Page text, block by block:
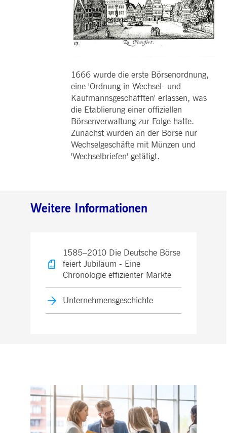
1666 wurde die erste Börsenordnung,
eine 'Ordnung in Wechsel- und
Kaufmannsgeschäfften' erlassen, was
die Etablierung einer offiziellen
Börsenverwaltung zur Folge hatte.
Zunächst wurden an der Börse nur
Wechselgeschäfte mit Münzen und
'Wechselbriefen' getätigt.
Weitere Informationen
1585–2010 Die Deutsche Börse
feiert Jubiläum - Eine
Chronologie effizienter Märkte
Unternehmensgeschichte